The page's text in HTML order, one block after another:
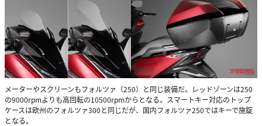
メーターやスクリーンもフォルツァ（250）と同じ装備だ。レッドゾーンは250
の9000rpmよりも高回転の10500rpmからとなる。スマートキー対応のトップ
ケースは欧州のフォルツァ300と同じだが、国内フォルツァ250ではキーで施錠
となる。